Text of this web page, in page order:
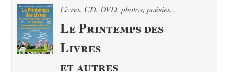
Livres, CD, DVD, photos, poésies...
Le Printemps des
Livres
et autres